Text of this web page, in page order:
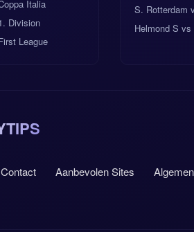
Italia
Division
League
S. Rotterdam
Helmond S
Contact Aanbevolen Sites